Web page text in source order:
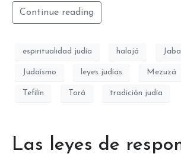
Continue reading
espiritualidad judía halajá
Judaísmo leyes judías Mezuzá
Tefilín Torá tradición judía
Las leyes de